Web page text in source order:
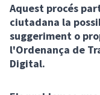
Aquest procés
ciutadana la
suggeriment o
l'Ordenança de
Digital.